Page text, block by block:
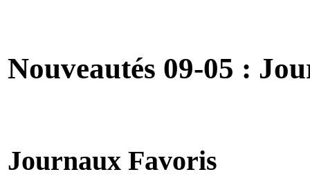
Nouveautés 09-05 :
Journaux Favoris